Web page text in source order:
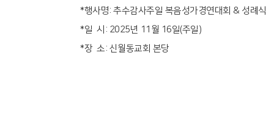
*행사명: 추수감사주일 복음성가경연대회 & 성례식
*일 시: 2025년 11월 16일(주일)
*장 소: 신월동교회 본당